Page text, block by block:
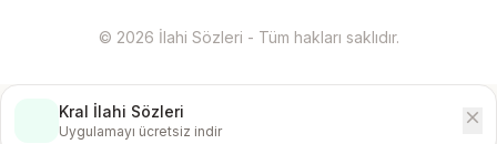
© 2026 İlahi Sözleri - Tüm hakları saklıdır.
Kral İlahi Sözleri
Uygulamayı ücretsiz indir
close